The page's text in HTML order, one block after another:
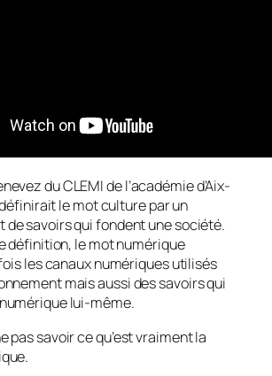
du CLEMI de l’académie d’Aix-
le mot culture par un
de savoirs qui fondent une société.
définition, le mot numérique
les canaux numériques utilisés
mais aussi des savoirs qui
lui-même.
pas savoir ce qu’est vraiment la